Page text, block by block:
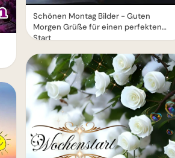
Schönen Montag Bilder - Guten
Morgen Grüße für einen perfekten
Start